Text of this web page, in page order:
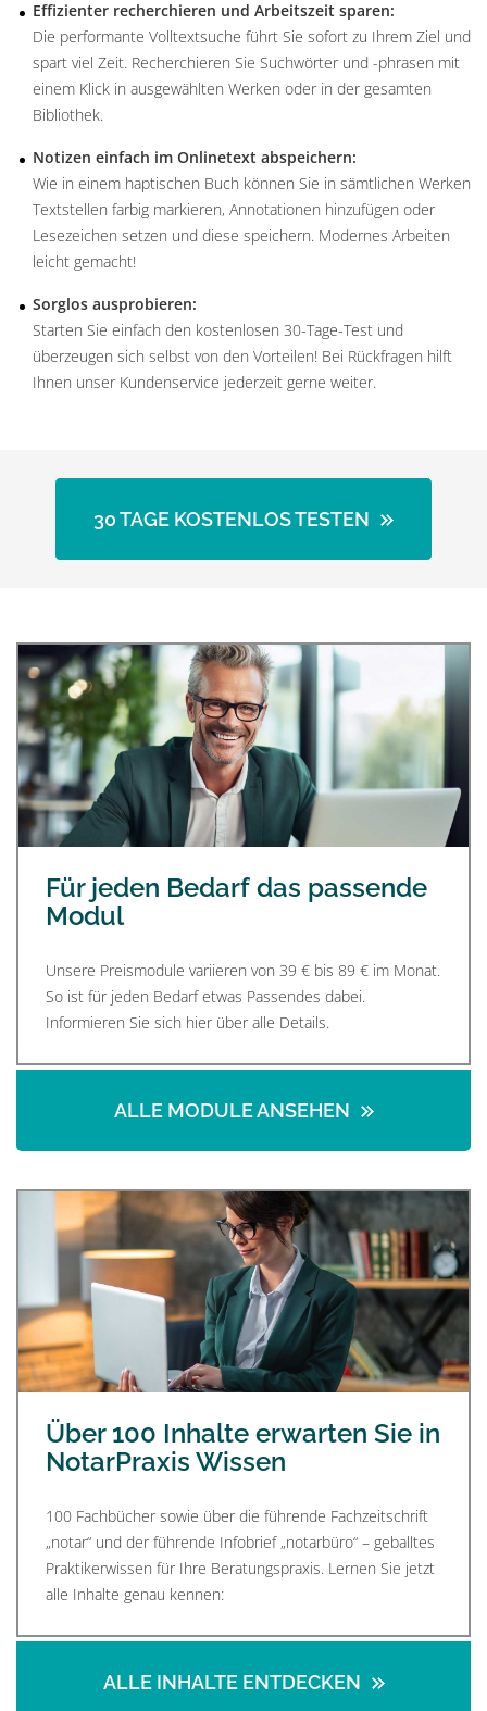
Effizienter recherchieren und Arbeitszeit sparen:
Die performante Volltextsuche führt Sie sofort zu Ihrem Ziel und
spart viel Zeit. Recherchieren Sie Suchwörter und -phrasen mit
einem Klick in ausgewählten Werken oder in der gesamten
Bibliothek.
Notizen einfach im Onlinetext abspeichern:
Wie in einem haptischen Buch können Sie in sämtlichen Werken
Textstellen farbig markieren, Annotationen hinzufügen oder
Lesezeichen setzen und diese speichern. Modernes Arbeiten
leicht gemacht!
Sorglos ausprobieren:
Starten Sie einfach den kostenlosen 30-Tage-Test und
überzeugen sich selbst von den Vorteilen! Bei Rückfragen hilft
Ihnen unser Kundenservice jederzeit gerne weiter.
30 TAGE KOSTENLOS TESTEN
Für jeden Bedarf das passende
Modul
Unsere Preismodule variieren von 39 € bis 89 € im Monat.
So ist für jeden Bedarf etwas Passendes dabei.
Informieren Sie sich hier über alle Details.
ALLE MODULE ANSEHEN
Über 100 Inhalte erwarten Sie in
NotarPraxis Wissen
100 Fachbücher sowie über die führende Fachzeitschrift
„notar“ und der führende Infobrief „notarbüro“ – geballtes
Praktikerwissen für Ihre Beratungspraxis. Lernen Sie jetzt
alle Inhalte genau kennen:
ALLE INHALTE ENTDECKEN